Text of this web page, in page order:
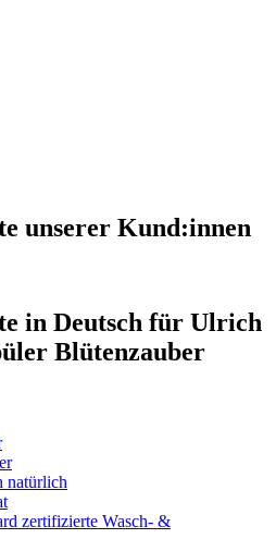
unserer Kund:innen
in Deutsch für Ulrich
Blütenzauber
natürlich
zertifizierte Wasch- &